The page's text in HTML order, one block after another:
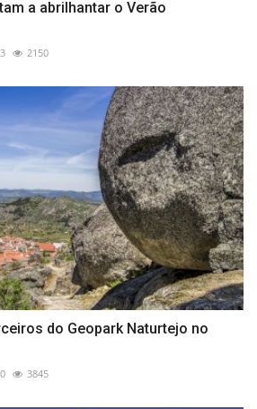
a abrilhantar o Verão
2150
do Geopark Naturtejo no
3845